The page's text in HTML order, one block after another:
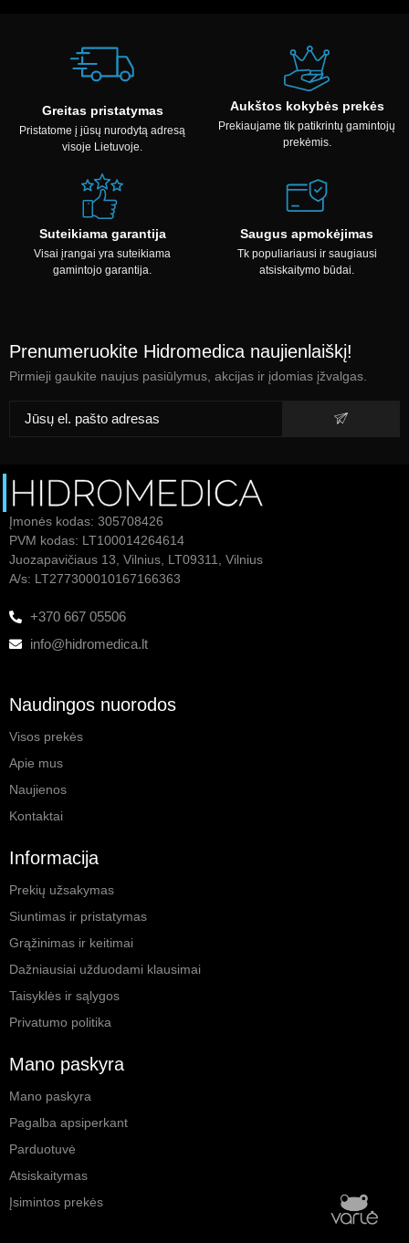
Greitas pristatymas
Pristatome į jūsų nurodytą adresą
visoje Lietuvoje.
Aukštos kokybės prekės
Prekiaujame tik patikrintų gamintojų
prekėmis.
Suteikiama garantija
Visai įrangai yra suteikiama
gamintojo garantija.
Saugus apmokėjimas
Tk populiariausi ir saugiausi
atsiskaitymo būdai.
Prenumeruokite Hidromedica naujienlaiškį!
Pirmieji gaukite naujus pasiūlymus, akcijas ir įdomias įžvalgas.
Įmonės kodas: 305708426
PVM kodas: LT100014264614
Juozapavičiaus 13, Vilnius, LT09311, Vilnius
A/s: LT277300010167166363
+370 667 05506
info@hidromedica.lt
Naudingos nuorodos
Visos prekės
Apie mus
Naujienos
Kontaktai
Informacija
Prekių užsakymas
Siuntimas ir pristatymas
Grąžinimas ir keitimai
Dažniausiai užduodami klausimai
Taisyklės ir sąlygos
Privatumo politika
Mano paskyra
Mano paskyra
Pagalba apsiperkant
Parduotuvė
Atsiskaitymas
Įsimintos prekės